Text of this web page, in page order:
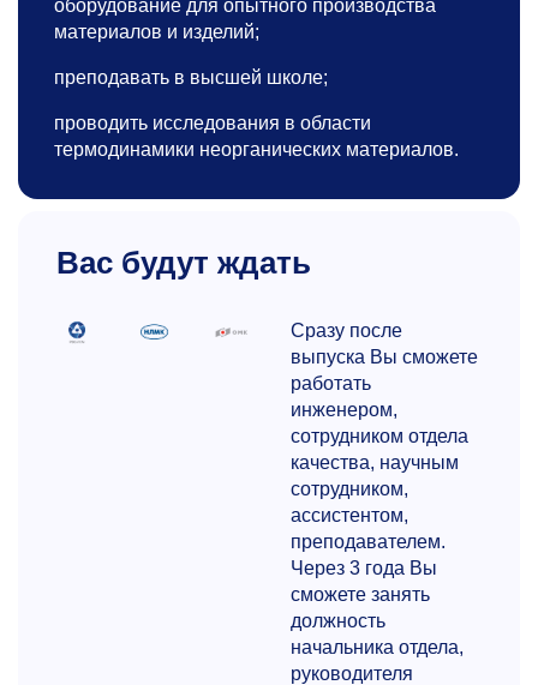
оборудование для опытного производства
материалов и изделий;
преподавать в высшей школе;
проводить исследования в области
термодинамики неорганических материалов.
Вас будут ждать
Сразу после
выпуска Вы сможете
работать
инженером,
сотрудником отдела
качества, научным
сотрудником,
ассистентом,
преподавателем.
Через 3 года Вы
сможете занять
должность
начальника отдела,
руководителя